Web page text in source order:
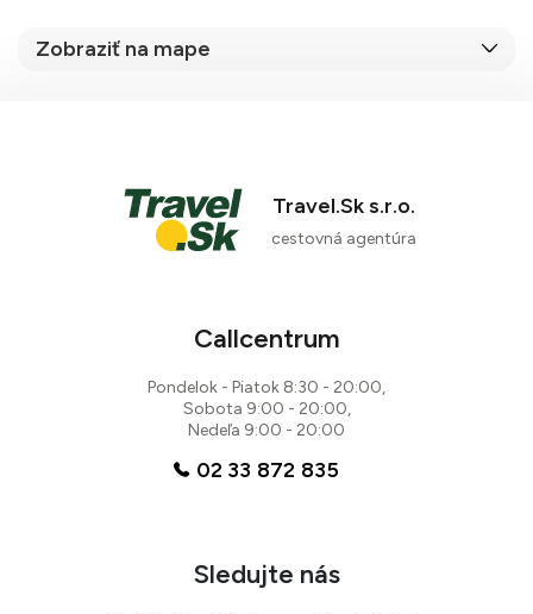
Zobraziť na mape
Travel.Sk s.r.o.
cestovná agentúra
Callcentrum
Pondelok - Piatok 8:30 - 20:00,
Sobota 9:00 - 20:00,
Nedeľa 9:00 - 20:00
02 33 872 835
Sledujte nás